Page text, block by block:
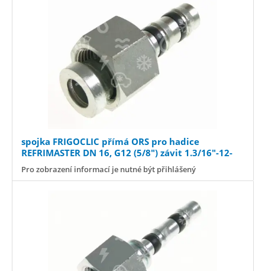
spojka FRIGOCLIC přímá ORS pro hadice
REFRIMASTER DN 16, G12 (5/8") závit 1.3/16"-12-
UN-2B//náhr.93 45-305
Pro zobrazení informací je nutné být přihlášený